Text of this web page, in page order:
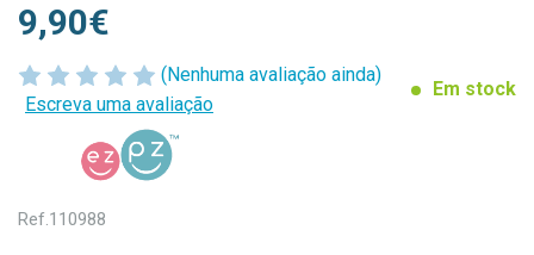
(Nenhuma avaliação ainda)
Escreva uma avaliação
Em stock
9,90€
Ref.110988